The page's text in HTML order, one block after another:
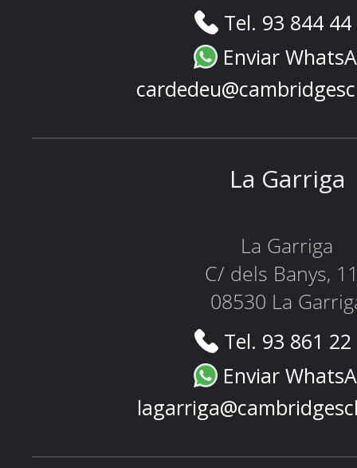
Tel. 93 844
Enviar
La Garriga
La Garriga
C/ dels Banys,
08530 La
Tel. 93 861
Enviar